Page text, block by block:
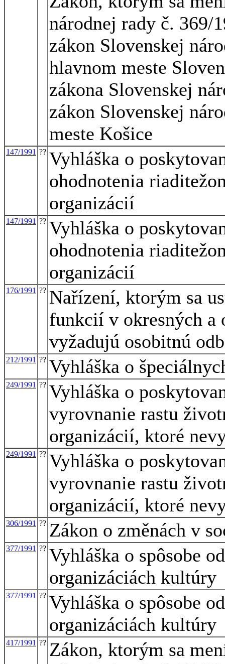
národnej rady č. 369/
zákon Slovenskej
hlavnom meste
zákona Slovenskej
zákon Slovenskej
meste Košice
147/1991 ?? Vyhláška o
ohodnotenia
organizácií
147/1991 ?? Vyhláška o
ohodnotenia
organizácií
176/1991 ?? Nařízení, ktorým sa
funkcií v okresných a
vyžadujú osobitnú
212/1991 ?? Vyhláška o
249/1991 ?? Vyhláška o
vyrovnanie rastu
organizácií, ktoré
249/1991 ?? Vyhláška o
vyrovnanie rastu
organizácií, ktoré
306/1991 ?? Zákon o změnách v
377/1991 ?? Vyhláška o spôsobe
organizáciách kultúry
377/1991 ?? Vyhláška o spôsobe
organizáciách kultúry
417/1991 ?? Zákon, ktorým sa